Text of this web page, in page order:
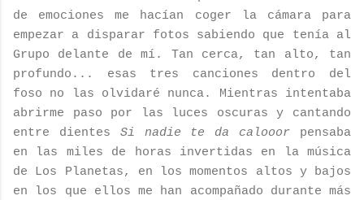
de emociones me hacían coger la cámara para
empezar a disparar fotos sabiendo que tenía al
Grupo delante de mí. Tan cerca, tan alto, tan
profundo... esas tres canciones dentro del
foso no las olvidaré nunca. Mientras intentaba
abrirme paso por las luces oscuras y cantando
entre dientes Si nadie te da calooor pensaba
en las miles de horas invertidas en la música
de Los Planetas, en los momentos altos y bajos
en los que ellos me han acompañado durante más